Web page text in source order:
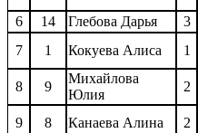
6
14 Глебова Дарья 3
7
1 Кокуева Алиса 1
8 9
Михайлова
Юлия
2
9 8 Канаева Алина 2